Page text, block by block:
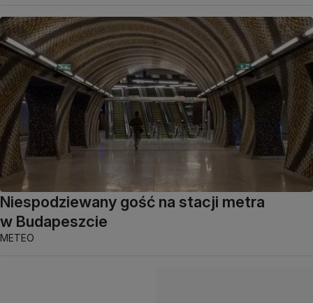
Niespodziewany gość na stacji metra
w Budapeszcie
METEO